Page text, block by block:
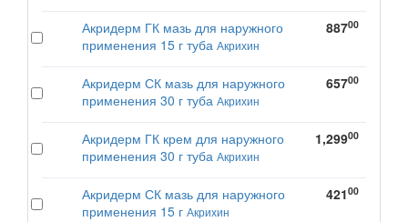
Акридерм ГК мазь для наружного
применения 15 г туба Акрихин
88700
Акридерм СК мазь для наружного
применения 30 г туба Акрихин
65700
Акридерм ГК крем для наружного
применения 30 г туба Акрихин
1,29900
Акридерм СК мазь для наружного
применения 15 г Акрихин
42100